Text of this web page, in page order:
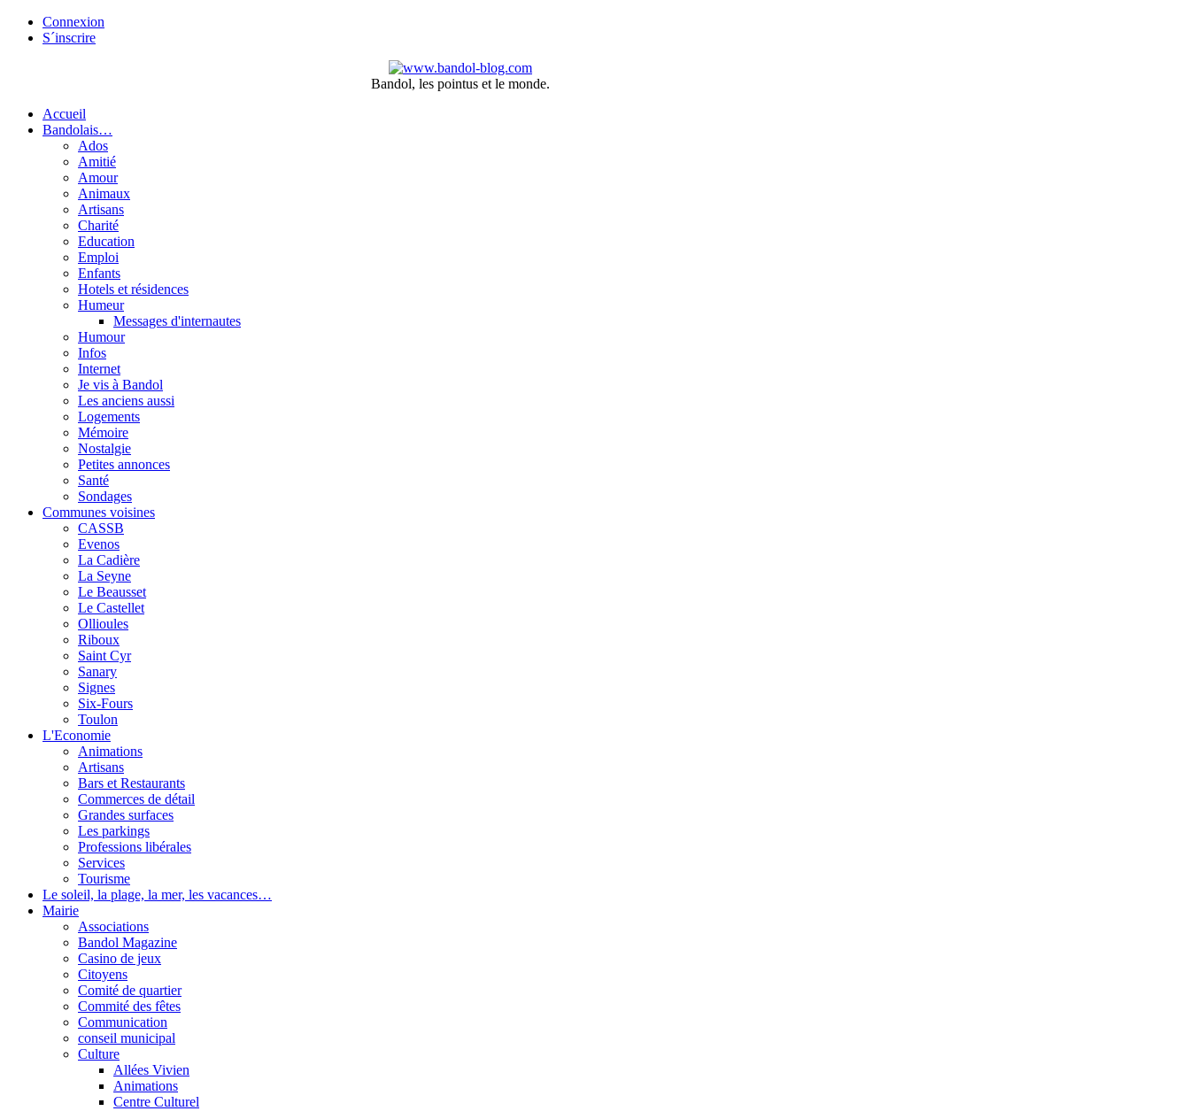
Connexion
S´inscrire
Bandol, les pointus et le monde.
Accueil
Bandolais…
Ados
Amitié
Amour
Animaux
Artisans
Charité
Education
Emploi
Enfants
Hotels et résidences
Humeur
Messages d'internautes
Humour
Infos
Internet
Je vis à Bandol
Les anciens aussi
Logements
Mémoire
Nostalgie
Petites annonces
Santé
Sondages
Communes voisines
CASSB
Evenos
La Cadière
La Seyne
Le Beausset
Le Castellet
Ollioules
Riboux
Saint Cyr
Sanary
Signes
Six-Fours
Toulon
L'Economie
Animations
Artisans
Bars et Restaurants
Commerces de détail
Grandes surfaces
Les parkings
Professions libérales
Services
Tourisme
Le soleil, la plage, la mer, les vacances…
Mairie
Associations
Bandol Magazine
Casino de jeux
Citoyens
Comité de quartier
Commité des fêtes
Communication
conseil municipal
Culture
Allées Vivien
Animations
Centre Culturel